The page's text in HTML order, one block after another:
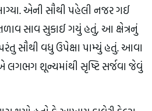
એની સૌથી પહેલી નજર ગઈ
સાવ સુકાઈ ગયું હતું, આ ક્ષેત્રનું
સૌથી વધુ ઉપેક્ષા પામ્યું હતું. આવા
લગભગ શૂન્યમાંથી સૃષ્ટિ સર્જવા જેવું